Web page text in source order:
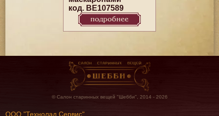
код. BE107589
подробнее
© Салон старинных вещей "Шебби", 2014 - 2026
ООО "Технолад Сервис"